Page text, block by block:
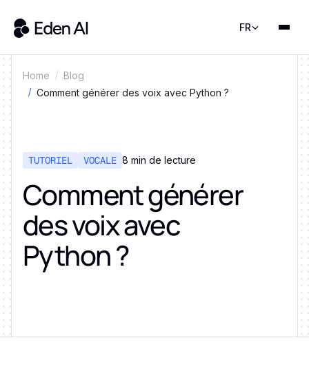
FR
Home
Blog
Comment générer des voix avec Python ?
TUTORIEL VOCALE 8 min de lecture
Comment générer
des voix avec
Python ?